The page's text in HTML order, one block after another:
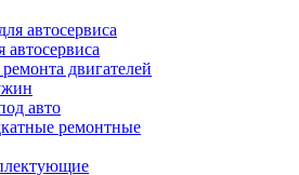
автосервиса
двигателей
авто
ремонтные